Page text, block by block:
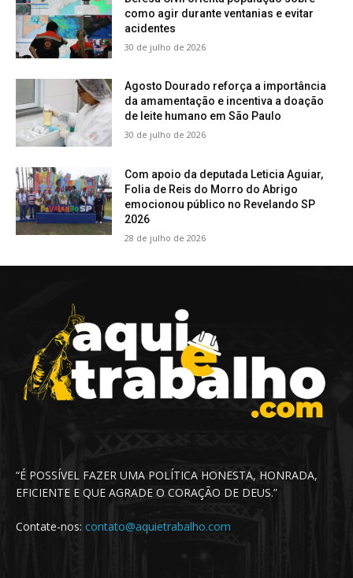
como agir durante ventanias e evitar
acidentes
30 de julho de 2026
Agosto Dourado reforça a importância
da amamentação e incentiva a doação
de leite humano em São Paulo
30 de julho de 2026
Com apoio da deputada Leticia Aguiar,
Folia de Reis do Morro do Abrigo
emocionou público no Revelando SP
2026
28 de julho de 2026
“É POSSÍVEL FAZER UMA POLÍTICA HONESTA, HONRADA,
EFICIENTE E QUE AGRADE O CORAÇÃO DE DEUS.”
Contate-nos: contato@aquietrabalho.com